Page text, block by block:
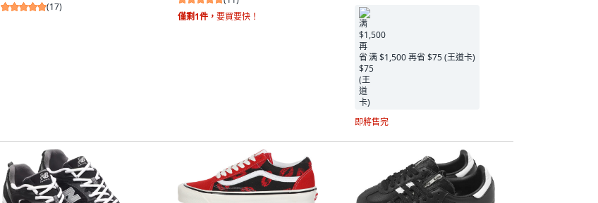
(17)
僅剩1件， 要買要快！
满 $1,500 再省 $75 (王道卡)
即將售完